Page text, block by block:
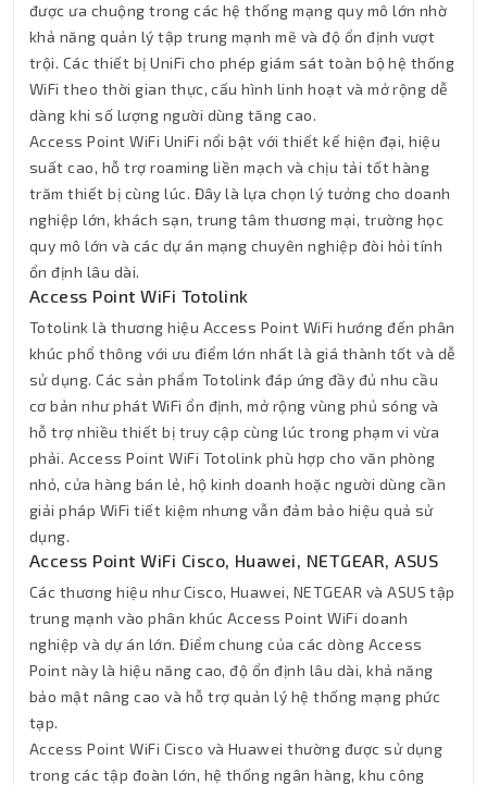
được ưa chuộng trong các hệ thống mạng quy mô lớn nhờ
khả năng quản lý tập trung mạnh mẽ và độ ổn định vượt
trội. Các thiết bị UniFi cho phép giám sát toàn bộ hệ thống
WiFi theo thời gian thực, cấu hình linh hoạt và mở rộng dễ
dàng khi số lượng người dùng tăng cao.
Access Point WiFi UniFi nổi bật với thiết kế hiện đại, hiệu
suất cao, hỗ trợ roaming liền mạch và chịu tải tốt hàng
trăm thiết bị cùng lúc. Đây là lựa chọn lý tưởng cho doanh
nghiệp lớn, khách sạn, trung tâm thương mại, trường học
quy mô lớn và các dự án mạng chuyên nghiệp đòi hỏi tính
ổn định lâu dài.
Access Point WiFi Totolink
Totolink là thương hiệu Access Point WiFi hướng đến phân
khúc phổ thông với ưu điểm lớn nhất là giá thành tốt và dễ
sử dụng. Các sản phẩm Totolink đáp ứng đầy đủ nhu cầu
cơ bản như phát WiFi ổn định, mở rộng vùng phủ sóng và
hỗ trợ nhiều thiết bị truy cập cùng lúc trong phạm vi vừa
phải. Access Point WiFi Totolink phù hợp cho văn phòng
nhỏ, cửa hàng bán lẻ, hộ kinh doanh hoặc người dùng cần
giải pháp WiFi tiết kiệm nhưng vẫn đảm bảo hiệu quả sử
dụng.
Access Point WiFi Cisco, Huawei, NETGEAR, ASUS
Các thương hiệu như Cisco, Huawei, NETGEAR và ASUS tập
trung mạnh vào phân khúc Access Point WiFi doanh
nghiệp và dự án lớn. Điểm chung của các dòng Access
Point này là hiệu năng cao, độ ổn định lâu dài, khả năng
bảo mật nâng cao và hỗ trợ quản lý hệ thống mạng phức
tạp.
Access Point WiFi Cisco và Huawei thường được sử dụng
trong các tập đoàn lớn, hệ thống ngân hàng, khu công
Thành Nhân TNC